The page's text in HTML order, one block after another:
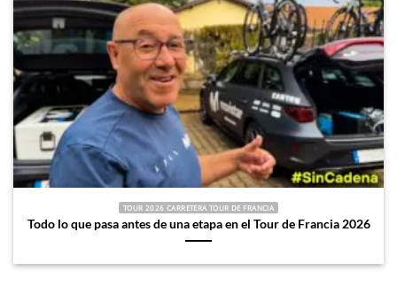
TOUR 2026 CARRETERA TOUR DE FRANCIA
Todo lo que pasa antes de una etapa en el Tour de Francia 2026